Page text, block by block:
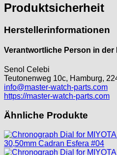
KF Grana
Kienzle
Lorsa
MSR
MST Roamer
ORC
Osco
Otero
PUW
RL „Ronda"
Produktsicherheit
Herstellerinformationen
Verantwortliche Person in der
Senol Celebi
Teutonenweg 10c, Hamburg,
info@master-watch-parts.com
https://master-watch-parts.com
Ähnliche Produkte